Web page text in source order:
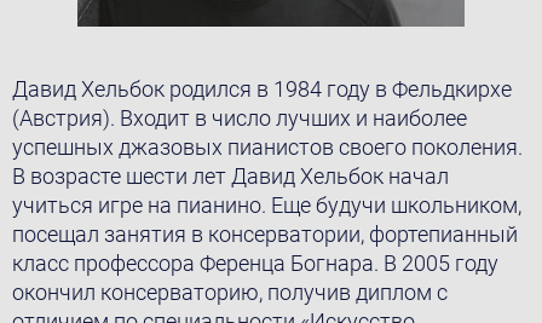
Давид Хельбок родился в 1984 году в Фельдкирхе
(Австрия). Входит в число лучших и наиболее
успешных джазовых пианистов своего поколения.
В возрасте шести лет Давид Хельбок начал
учиться игрe на пианино. Eще будучи школьником,
посещал занятия в консерватории, фортепианный
класс профессорa Ференцa Богнарa. В 2005 году
окончил консерваторию, получив диплом с